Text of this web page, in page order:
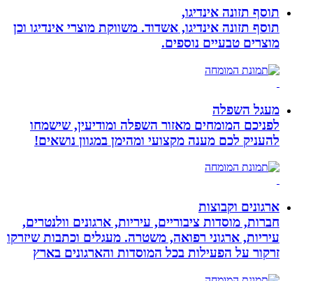
תוסף תזונה אינדיגו,
תוסף תזונה אינדיגו, אשדוד. משווקת מוצרי אינדיגו וכן
מוצרים טבעיים נוספים.
מעגל השפלה
לפניכם המומחים מאזור השפלה ומודיעין, שישמחו
להעניק לכם מענה מקצועי ומהימן במגוון נושאים!
ארגונים וקבוצות
חברות, מוסדות ציבוריים, עיריות, ארגונים וולנטרים,
עיריות, ארגוני רפואה, משטרה. מעגלים וכתבות שיזרקו
זרקור על הפעילות בכל המוסדות והארגונים בארץ